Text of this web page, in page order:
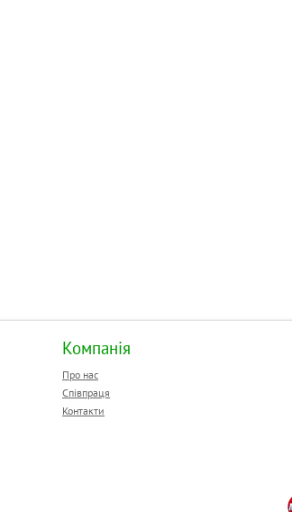
Компанія
Про нас
Співпраця
Контакти